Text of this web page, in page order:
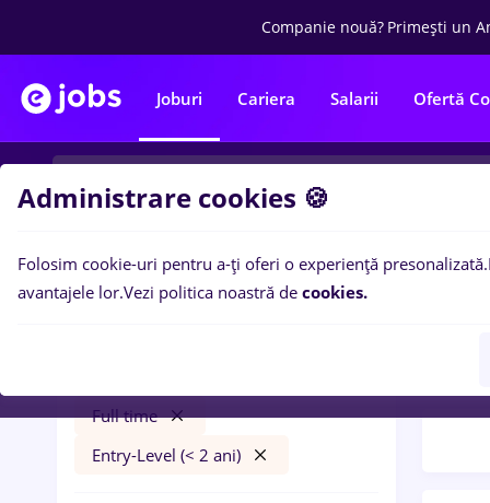
Companie nouă? Primești un
Joburi Cariera Salarii Ofertă
Filtre
Full time
Entry-Level (< 2 ani)
Administrare cookies 🍪
Folosim cookie-uri pentru a-ți oferi o experiență presonalizată.
avantajele lor.Vezi politica noastră de cookies.